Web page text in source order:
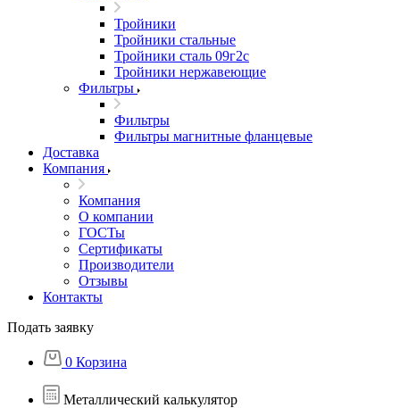
Тройники
Тройники стальные
Тройники сталь 09г2с
Тройники нержавеющие
Фильтры
Фильтры
Фильтры магнитные фланцевые
Доставка
Компания
Компания
О компании
ГОСТы
Сертификаты
Производители
Отзывы
Контакты
Подать заявку
0 Корзина
Металлический калькулятор